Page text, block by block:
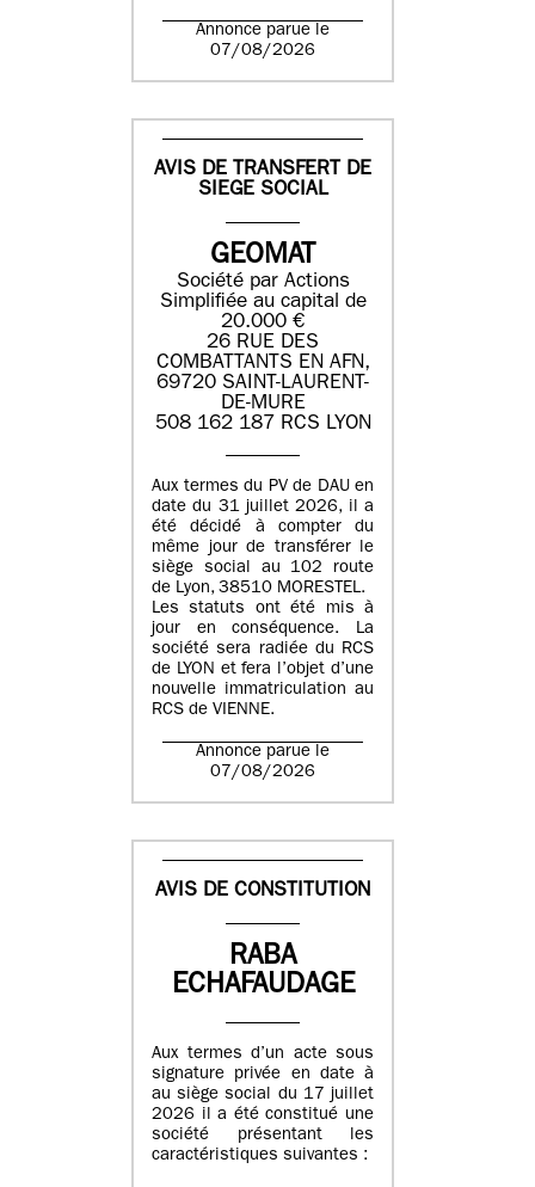
Annonce parue le
07/08/2026
AVIS DE TRANSFERT DE
SIEGE SOCIAL
GEOMAT
Société par Actions
Simplifiée au capital de
20.000 €
26 RUE DES
COMBATTANTS EN AFN,
69720 SAINT-LAURENT-
DE-MURE
508 162 187 RCS LYON
Aux termes du PV de DAU en
date du 31 juillet 2026, il a
été décidé à compter du
même jour de transférer le
siège social au 102 route
de Lyon, 38510 MORESTEL.
Les statuts ont été mis à
jour en conséquence. La
société sera radiée du RCS
de LYON et fera l’objet d’une
nouvelle immatriculation au
RCS de VIENNE.
Annonce parue le
07/08/2026
AVIS DE CONSTITUTION
RABA
ECHAFAUDAGE
Aux termes d’un acte sous
signature privée en date à
au siège social du 17 juillet
2026 il a été constitué une
société présentant les
caractéristiques suivantes :